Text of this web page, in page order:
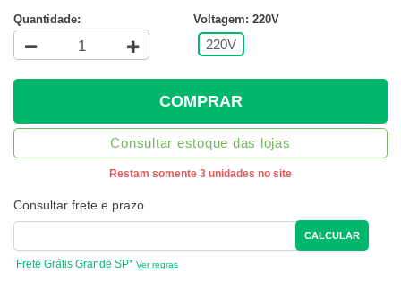
Quantidade: Voltagem: 220V
220V
COMPRAR
Consultar estoque das lojas
Restam somente 3 unidades no site
Consultar frete e prazo
CALCULAR
Frete Grátis Grande SP* Ver regras